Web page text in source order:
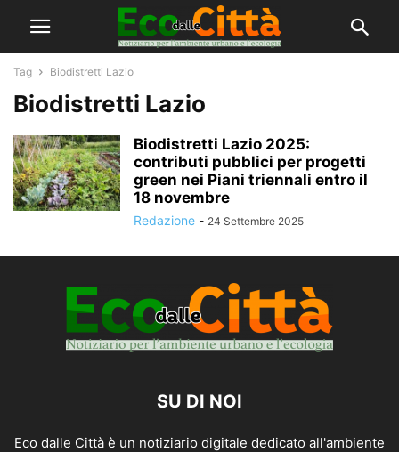
Tag Biodistretti Lazio
Biodistretti Lazio
Biodistretti Lazio 2025:
contributi pubblici per progetti
green nei Piani triennali entro il
18 novembre
Redazione - 24 Settembre 2025
SU DI NOI
Eco dalle Città è un notiziario digitale dedicato all'ambiente